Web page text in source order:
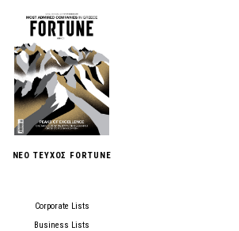
ΝΕΟ ΤΕΥΧΟΣ FORTUNE
Corporate Lists
Business Lists